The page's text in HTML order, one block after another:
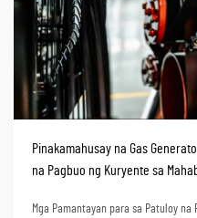
Pinakamahusay na Gas
na Pagbuo ng Kuryente sa
Mga Pamantayan para sa Patuloy na